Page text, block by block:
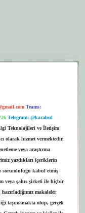
Teams:
Telegram: @karabul
Teknolojileri ve İletişim
olarak hizmet vermektedir.
veya araştırma
yazdıkları içeriklerin
sorumluluğu kabul etmiş
veya şahıs şirketi ile hiçbir
makaleler
taşımamakta olup, gerçek